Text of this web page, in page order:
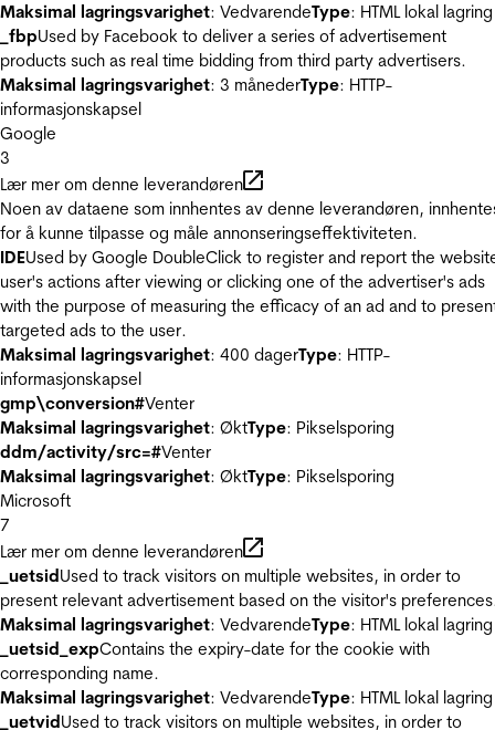
Maksimal lagringsvarighet: VedvarendeType: HTML lokal lagring
_fbpUsed by Facebook to deliver a series of advertisement
products such as real time bidding from third party advertisers.
Maksimal lagringsvarighet: 3 månederType: HTTP-
informasjonskapsel
Google
3
Lær mer om denne leverandøren
Noen av dataene som innhentes av denne leverandøren,
for å kunne tilpasse og måle annonseringseffektiviteten.
IDEUsed by Google DoubleClick to register and report the
user's actions after viewing or clicking one of the advertiser's ads
with the purpose of measuring the efficacy of an ad and to
targeted ads to the user.
Maksimal lagringsvarighet: 400 dagerType: HTTP-
informasjonskapsel
gmp\conversion#Venter
Maksimal lagringsvarighet: ØktType: Pikselsporing
ddm/activity/src=#Venter
Maksimal lagringsvarighet: ØktType: Pikselsporing
Microsoft
7
Lær mer om denne leverandøren
_uetsidUsed to track visitors on multiple websites, in order to
present relevant advertisement based on the visitor's
Maksimal lagringsvarighet: VedvarendeType: HTML lokal lagring
_uetsid_expContains the expiry-date for the cookie with
corresponding name.
Maksimal lagringsvarighet: VedvarendeType: HTML lokal lagring
_uetvidUsed to track visitors on multiple websites, in order to